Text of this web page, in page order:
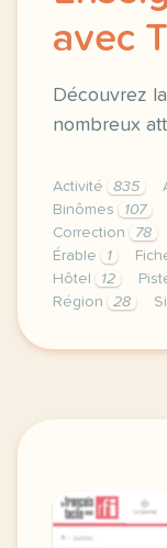
avec
Découvrez
nombreux
Activité 835
Binômes
107
Correction
78
Érable
1
Hôtel
12
Région
28
didomi host